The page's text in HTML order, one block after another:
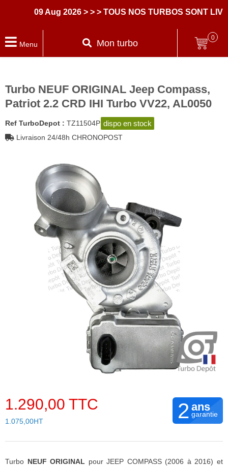
09 Aug 2026 > > > TOUS NOS TURBOS SONT
Menu Mon turbo
0
Turbo NEUF ORIGINAL Jeep Compass,
Patriot 2.2 CRD IHI Turbo VV22, AL0050
Ref TurboDepot : TZ11504P dispo en stock
Livraison 24/48h CHRONOPOST
1.290,00 TTC
1.075,00HT 2 ans
garantie
Turbo NEUF ORIGINAL pour JEEP COMPASS (2006 à 2016) et